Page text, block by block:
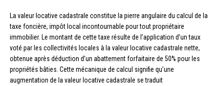
La valeur locative cadastrale constitue la pierre angulaire du calcul de la
taxe foncière, impôt local incontournable pour tout propriétaire
immobilier. Le montant de cette taxe résulte de l’application d’un taux
voté par les collectivités locales à la valeur locative cadastrale nette,
obtenue après déduction d’un abattement forfaitaire de 50% pour les
propriétés bâties. Cette mécanique de calcul signifie qu’une
augmentation de la valeur locative cadastrale se traduit